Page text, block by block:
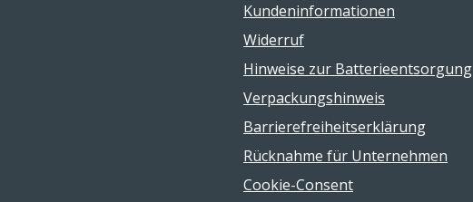
Kundeninformationen
Widerruf
Hinweise zur Batterieentsorgung
Verpackungshinweis
Barrierefreiheitserklärung
Rücknahme für Unternehmen
Cookie-Consent